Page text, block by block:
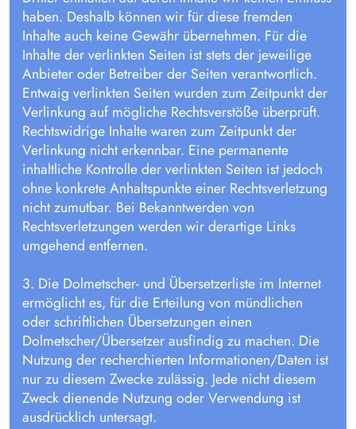
haben. Deshalb können wir für diese fremden
Inhalte auch keine Gewähr übernehmen. Für die
Inhalte der verlinkten Seiten ist stets der jeweilige
Anbieter oder Betreiber der Seiten verantwortlich.
Entwaig verlinkten Seiten wurden zum Zeitpunkt der
Verlinkung auf mögliche Rechtsverstöße überprüft.
Rechtswidrige Inhalte waren zum Zeitpunkt der
Verlinkung nicht erkennbar. Eine permanente
inhaltliche Kontrolle der verlinkten Seiten ist jedoch
ohne konkrete Anhaltspunkte einer Rechtsverletzung
nicht zumutbar. Bei Bekanntwerden von
Rechtsverletzungen werden wir derartige Links
umgehend entfernen.
3. Die Dolmetscher- und Übersetzerliste im Internet
ermöglicht es, für die Erteilung von mündlichen
oder schriftlichen Übersetzungen einen
Dolmetscher/Übersetzer ausfindig zu machen. Die
Nutzung der recherchierten Informationen/Daten ist
nur zu diesem Zwecke zulässig. Jede nicht diesem
Zweck dienende Nutzung oder Verwendung ist
ausdrücklich untersagt.